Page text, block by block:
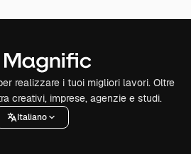
realizzare i tuoi migliori lavori. Oltre
creativi, imprese, agenzie e studi.
Italiano